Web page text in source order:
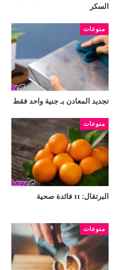
السكر
منوعات
تجديد المعادن بـ جنية واحد فقط
منوعات
البرتقال: 11 فائدة صحية
منوعات